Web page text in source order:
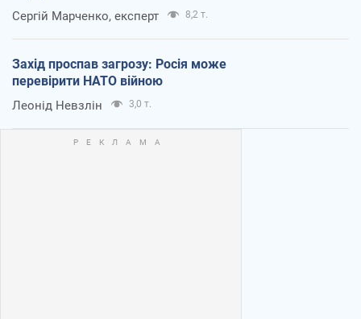
Сергій Марченко, експерт 8,2 т.
Захід проспав загрозу: Росія може
перевірити НАТО війною
Леонід Невзлін 3,0 т.